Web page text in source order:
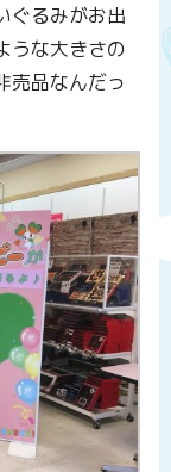
ぐるみがお出
うな大きさの
売品なんだっ